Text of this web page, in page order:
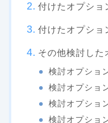
付けたオプショ
付けたオプショ
その他検討した
検討オプショ
検討オプショ
検討オプショ
検討オプショ